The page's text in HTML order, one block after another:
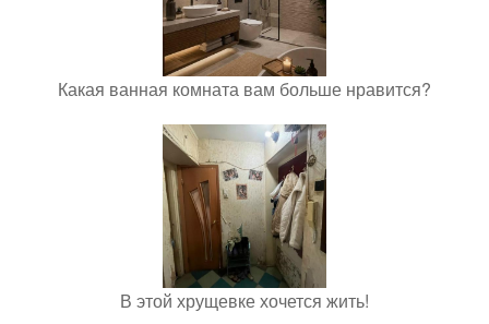
Какая ванная комната вам больше нравится?
В этой хрущевке хочется жить!